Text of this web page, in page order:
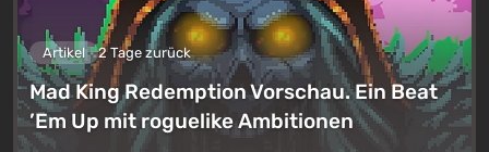
Artikel 2 Tage zurück
Mad King Redemption Vorschau. Ein Beat
’Em Up mit roguelike Ambitionen